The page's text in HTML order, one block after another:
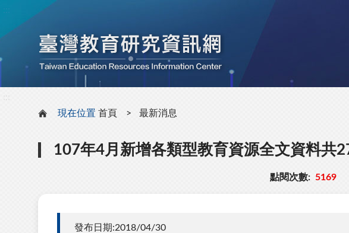
現在位置 首頁 最新消息
107年4月新增各類型教育資源全文資料共
點閱次數: 5169
發布日期:2018/04/30